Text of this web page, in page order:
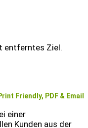
entferntes Ziel.
einer
Kunden aus der